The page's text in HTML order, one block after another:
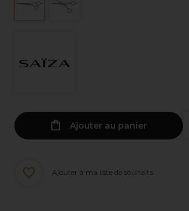
Ajouter au panier
Ajouter à ma liste de souhaits